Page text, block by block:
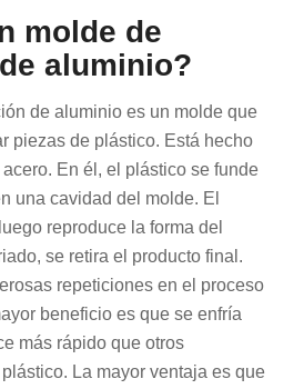
molde de
aluminio?
de aluminio es un molde que
piezas de plástico. Está hecho
En él, el plástico se funde
una cavidad del molde. El
reproduce la forma del
se retira el producto final.
repeticiones en el proceso
beneficio es que se enfría
más rápido que otros
La mayor ventaja es que